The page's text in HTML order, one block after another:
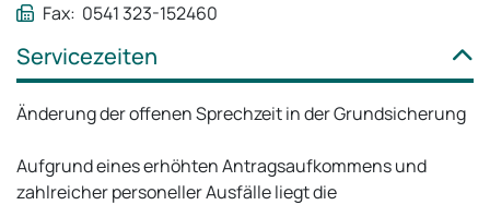
Fax: 0541 323-152460
Servicezeiten
Änderung der offenen Sprechzeit in der Grundsicherung
Aufgrund eines erhöhten Antragsaufkommens und
zahlreicher personeller Ausfälle liegt die